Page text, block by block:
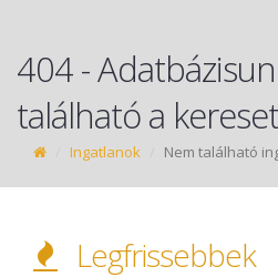
404 -
található a
Ingatlanok Nem található
Legfrissebbek